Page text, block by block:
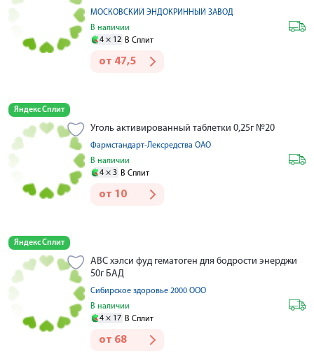
МОСКОВСКИЙ ЭНДОКРИННЫЙ ЗАВОД
В наличии
4 × 12 В Сплит
от 47,5
Яндекс Сплит
Уголь активированный таблетки 0,25г №20
Фармстандарт-Лексредства ОАО
В наличии
4 × 3 В Сплит
от 10
Яндекс Сплит
АВС хэлси фуд гематоген для бодрости энерджи
50г БАД
Сибирское здоровье 2000 ООО
В наличии
4 × 17 В Сплит
от 68